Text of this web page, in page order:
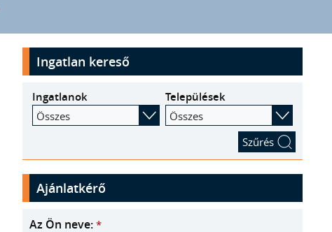
Ingatlan kereső
Ingatlanok
Összes
Települések
Összes
Ajánlatkérő
Az Ön neve: *